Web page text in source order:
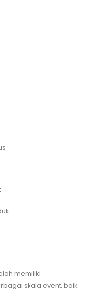
memiliki
skala event, baik